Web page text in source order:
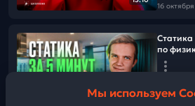
16
08:49
Статика
по
15
Мы используем